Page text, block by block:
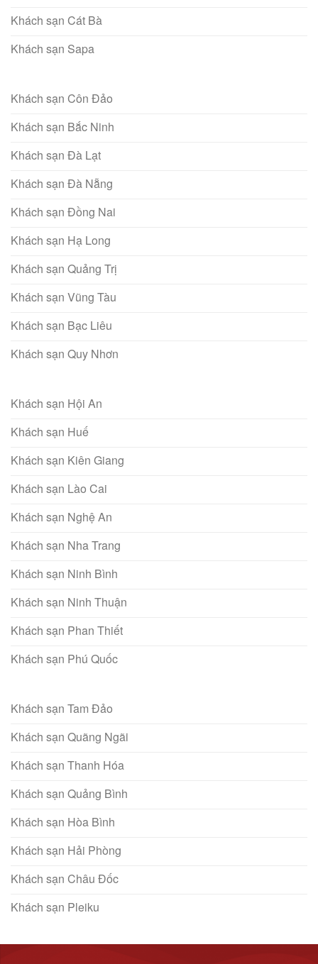
Khách sạn Cát Bà
Khách sạn Sapa
Khách sạn Côn Đảo
Khách sạn Bắc Ninh
Khách sạn Đà Lạt
Khách sạn Đà Nẵng
Khách sạn Đồng Nai
Khách sạn Hạ Long
Khách sạn Quảng Trị
Khách sạn Vũng Tàu
Khách sạn Bạc Liêu
Khách sạn Quy Nhơn
Khách sạn Hội An
Khách sạn Huế
Khách sạn Kiên Giang
Khách sạn Lào Cai
Khách sạn Nghệ An
Khách sạn Nha Trang
Khách sạn Ninh Bình
Khách sạn Ninh Thuận
Khách sạn Phan Thiết
Khách sạn Phú Quốc
Khách sạn Tam Đảo
Khách sạn Quãng Ngãi
Khách sạn Thanh Hóa
Khách sạn Quảng Bình
Khách sạn Hòa Bình
Khách sạn Hải Phòng
Khách sạn Châu Đốc
Khách sạn Pleiku